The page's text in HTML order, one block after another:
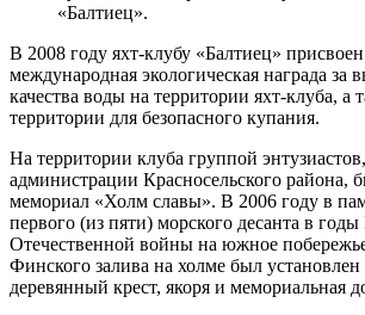
«Балтиец».
В 2008 году яхт-клубу «Балтиец»
международная экологическая награда за
качества воды на территории яхт-клуба, а
территории для безопасного купания.
На территории клуба группой
администрации Красносельского района,
мемориал «Холм славы». В 2006 году в
первого (из пяти) морского десанта в
Отечественной войны на южное
Финского залива на холме был
деревянный крест, якоря и мемориальная